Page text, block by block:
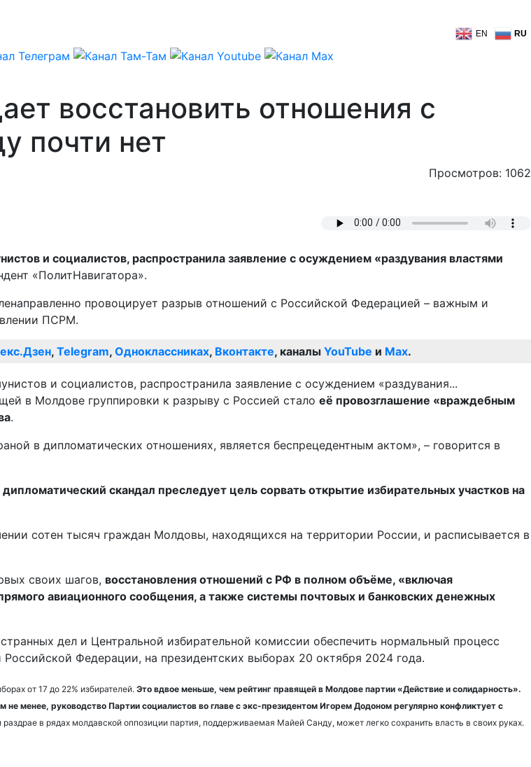
EN RU
восстановить отношения с
почти нет
Просмотров: 1062
и социалистов, распространила заявление с осуждением «раздувания властями
«ПолитНавигатора».
провоцирует разрыв отношений с Российской Федерацией – важным и
ПСРМ.
, Telegram, Одноклассниках, Вконтакте, каналы YouTube и Max.
в Молдове группировки к разрыву с Россией стало её провозглашение «враждебным
.
в дипломатических отношениях, является беспрецедентным актом», – говорится в
скандал преследует цель сорвать открытие избирательных участков на
сотен тысяч граждан Молдовы, находящихся на территории России, и расписывается в
своих шагов, восстановления отношений с РФ в полном объёме, «включая
авиационного сообщения, а также системы почтовых и банковских денежных
дел и Центральной избирательной комиссии обеспечить нормальный процесс
Федерации, на президентских выборах 20 октября 2024 года.
от 17 до 22% избирателей. Это вдвое меньше, чем рейтинг правящей в Молдове партии «Действие и солидарность».
менее, руководство Партии социалистов во главе с экс-президентом Игорем Додоном регулярно конфликтует с
раздрае в рядах молдавской оппозиции партия, поддерживаемая Майей Санду, может легко сохранить власть в своих руках.